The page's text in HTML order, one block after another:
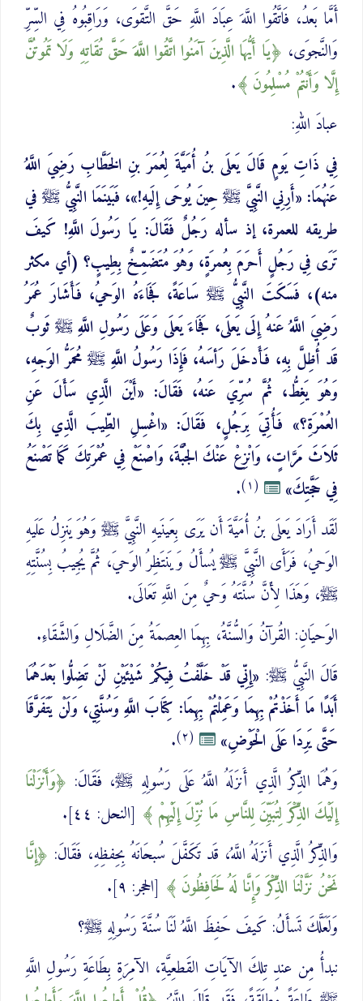
أَمَّا بَعدُ، فَاتَّقُوا اللَّهَ عِبَادَ اللَّهِ حَقَّ التَّقوَى، وَرَاقِبُوهُ فِي السِّرِّ
وَالنَّجوَى،
يَا أَيُّهَا الَّذِينَ آمَنُوا اتَّقُوا اللَّهَ حَقَّ تُقَاتِهِ وَلَا تَمُوتُنَّ
إِلَّا وَأَنْتُمْ مُسْلِمُونَ
.
عبادَ اللهِ:
فِي ذَاتِ يَومٍ قَالَ يَعلَى بنُ أُمَيَّةَ لِعُمَرَ بنِ الخَطَّابِ رَضِيَ اللَّهُ
عَنهُمَا: «أَرِنِي النَّبِيَّ ﷺ حِينَ يُوحَى إِلَيهِ!»، فَبَينَمَا النَّبِيُّ ﷺ في
طريقه للعمرة، إذ سأله رَجُلٌ فَقَالَ: يَا رَسُولَ اللَّهِ! كَيفَ
تَرَى فِي رَجُلٍ أَحرَمَ بِعُمرَةٍ، وَهُوَ مُتَضَمِّخٌ بِطِيبٍ؟ (أي مكثر
منه)، فَسَكَتَ النَّبِيُّ ﷺ سَاعَةً، فَجَاءَهُ الوَحيُ، فَأَشَارَ عُمَرُ
رَضِيَ اللَّهُ عَنهُ إِلَى يَعلَى، فَجَاءَ يَعلَى وَعَلَى رَسُولِ اللَّهِ ﷺ ثَوبٌ
قَد أُظِلَّ بِهِ، فَأَدخَلَ رَأسَهُ، فَإِذَا رَسُولُ اللَّهِ ﷺ مُحمَرُّ الوَجهِ،
وَهُوَ يَغِطُّ، ثُمَّ سُرِّيَ عَنهُ، فَقَالَ: «أَيْنَ الَّذِي سَأَلَ عَنِ
العُمْرَةِ؟» فَأُتِيَ بِرَجُلٍ، فَقَالَ: «اغْسِلِ الطِّيبَ الَّذِي بِكَ
ثَلاَثَ مَرَّاتٍ، وَانْزِعْ عَنْكَ الجُبَّةَ، وَاصْنَعْ فِي عُمْرَتِكَ كَمَا تَصْنَعُ
فِي حَجَّتِكَ»
(١)
.
لَقَد أَرَادَ يَعلَى بنُ أُمَيَّةَ أَن يَرَى بِعَينَيهِ النَّبِيَّ ﷺ وَهُوَ يَنزِلُ عَلَيهِ
الوَحيُ، فَرَأَى النَّبِيَّ ﷺ يُسأَلُ وَيَنتَظِرُ الوَحيَ، ثُمَّ يُجِيبُ بِسُنَّتِهِ
ﷺ، وَهَذَا لِأَنَّ سُنَّتَهُ وَحيٌ مِنَ اللَّهِ تَعَالَى.
الوَحيَانِ: القُرآنُ وَالسُّنَّةُ، بِهِمَا العِصمَةُ مِنَ الضَّلَالِ وَالشَّقَاءِ.
قَالَ النَّبِيُّ ﷺ: «إِنِّي قَدْ خَلَّفْتُ فِيكُمْ شَيْئَيْنِ لَنْ تَضِلُّوا بَعْدَهُمَا
أَبَدًا مَا أَخَذْتُمْ بِهِمَا وَعَمِلْتُمْ بِهِمَا: كِتَابَ اللَّهِ وَسُنَّتِي، وَلَنْ يَتَفَرَّقَا
حَتَّى يَرِدَا عَلَى الْحَوْضِ»
(٢)
.
وَهُمَا الذِّكرُ الَّذِي أَنزَلَهُ اللَّهُ عَلَى رَسُولِهِ ﷺ، فَقَالَ:
‌وَأَنْزَلْنَا
‌إِلَيْكَ الذِّكْرَ لِتُبَيِّنَ لِلنَّاسِ مَا نُزِّلَ إِلَيْهِمْ
[النحل: ٤٤].
وَالذِّكرُ الَّذِي أَنزَلَهُ اللَّهُ، قَد تَكَفَّلَ سُبحَانَهُ بِحِفظِهِ، فَقَالَ:
إِنَّا
نَحْنُ ‌نَزَّلْنَا ‌الذِّكْرَ وَإِنَّا لَهُ لَحَافِظُونَ
[الحجر: ٩].
وَلَعَلَّكَ تَسأَلُ: كَيفَ حَفِظَ اللَّهُ لَنَا سُنَّةَ رَسُولِهِ ﷺ؟
نبدأُ مِن عندِ تِلكَ الآيَاتِ القَطعِيَّةِ، الآمِرَةِ بِطَاعَةِ رَسُولِ اللَّهِ